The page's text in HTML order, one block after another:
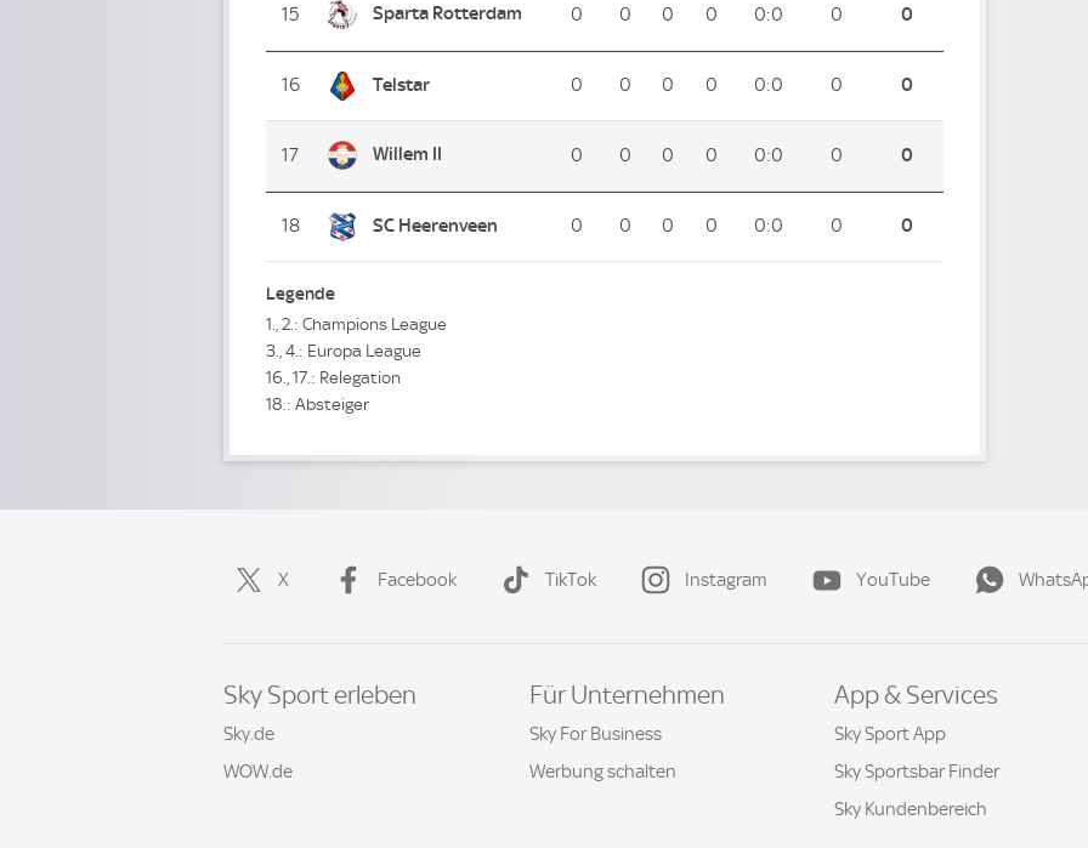
15 Sparta Rotterdam 0 0 0 0 0:0 0 0
16 Telstar 0 0 0 0 0:0 0 0
17 Willem II 0 0 0 0 0:0 0 0
18 SC Heerenveen 0 0 0 0 0:0 0 0
Legende
1., 2.: Champions League
3., 4.: Europa League
16., 17.: Relegation
18.: Absteiger
X Facebook TikTok Instagram YouTube
Sky Sport erleben
Sky.de
WOW.de
Für Unternehmen
Sky For Business
Werbung schalten
App & Services
Sky Sport App
Sky Sportsbar Finder
Sky Kundenbereich